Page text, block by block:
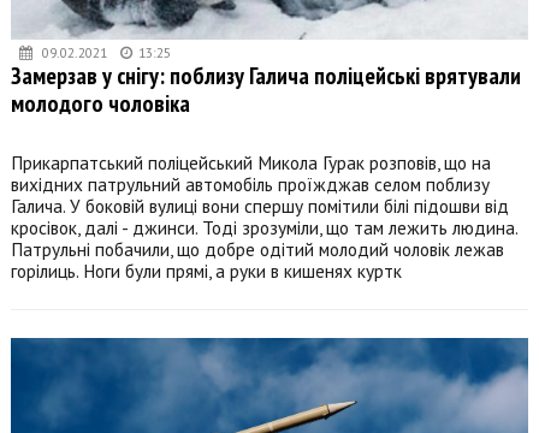
09.02.2021 13:25
Замерзав у снігу: поблизу Галича поліцейські врятували
молодого чоловіка
Прикарпатський поліцейський Микола Гурак розповів, що на
вихідних патрульний автомобіль проїжджав селом поблизу
Галича. У боковій вулиці вони спершу помітили білі підошви від
кросівок, далі - джинси. Тоді зрозуміли, що там лежить людина.
Патрульні побачили, що добре одітий молодий чоловік лежав
горілиць. Ноги були прямі, а руки в кишенях куртк